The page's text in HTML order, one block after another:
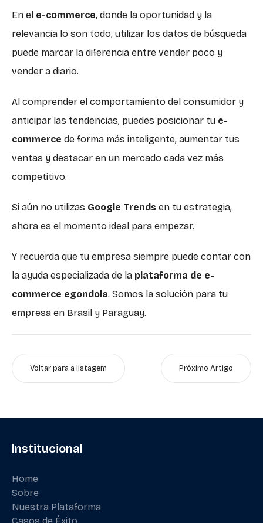
En el e-commerce, donde la oportunidad y la
relevancia lo son todo, utilizar los datos de búsqueda
puede marcar la diferencia entre vender poco y
vender a diario.
Al comprender el comportamiento del consumidor y
anticipar las tendencias, puedes posicionar tu e-
commerce de forma más inteligente, aumentar tus
ventas y destacar en un mercado cada vez más
competitivo.
Si aún no utilizas Google Trends en tu estrategia,
ahora es el momento ideal para empezar.
Y recuerda que tu empresa siempre puede contar con
la ayuda especializada de la plataforma de e-
commerce egondola. Somos la solución para tu
empresa en Brasil y Paraguay.
Voltar para a listagem Próximo Artigo
Institucional
Home
Sobre
Nuestra Plataforma